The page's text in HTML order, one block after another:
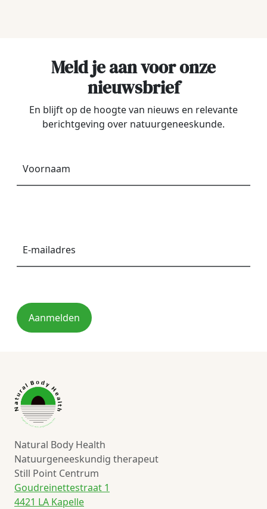
Meld je aan voor onze
nieuwsbrief
En blijft op de hoogte van nieuws en relevante
berichtgeving over natuurgeneeskunde.
Aanmelden
Natural Body Health
Natuurgeneeskundig therapeut
Still Point Centrum
Goudreinettestraat 1
4421 LA Kapelle